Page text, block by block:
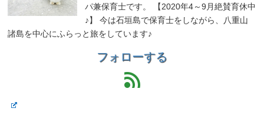
パ兼保育士です。 【2020年4～9月絶賛育休中
♪】 今は石垣島で保育士をしながら、八重山
諸島を中心にふらっと旅をしています♪
フォローする
feed